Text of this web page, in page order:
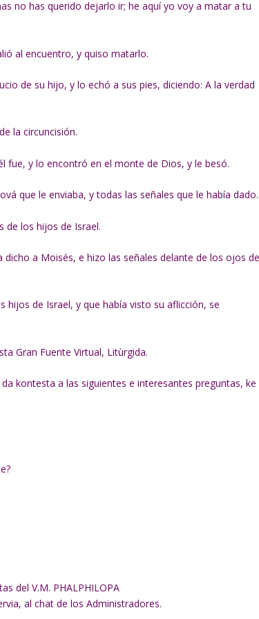
no has querido dejarlo ir; he aquí yo voy a matar a tu
al encuentro, y quiso matarlo.
de su hijo, y lo echó a sus pies, diciendo: A la verdad
la circuncisión.
fue, y lo encontró en el monte de Dios, y le besó.
que le enviaba, y todas las señales que le había dado.
de los hijos de Israel.
a Moisés, e hizo las señales delante de los ojos
hijos de Israel, y que había visto su aflicción, se
Gran Fuente Virtual, Litùrgida.
kontesta a las siguientes e interesantes preguntas, ke
del V.M. PHALPHILOPA
al chat de los Administradores.